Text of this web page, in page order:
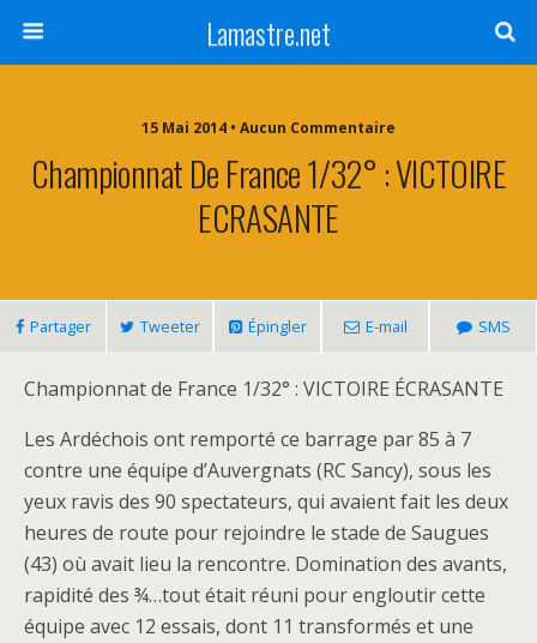
Lamastre.net
15 Mai 2014 • Aucun Commentaire
Championnat De France 1/32° : VICTOIRE
ECRASANTE
Partager Tweeter Épingler E-mail SMS
Championnat de France 1/32° : VICTOIRE ÉCRASANTE
Les Ardéchois ont remporté ce barrage par 85 à 7
contre une équipe d’Auvergnats (RC Sancy), sous les
yeux ravis des 90 spectateurs, qui avaient fait les deux
heures de route pour rejoindre le stade de Saugues
(43) où avait lieu la rencontre. Domination des avants,
rapidité des ¾…tout était réuni pour engloutir cette
équipe avec 12 essais, dont 11 transformés et une